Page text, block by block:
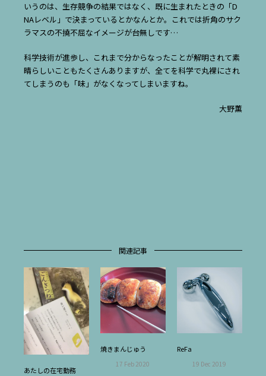
いうのは、生存競争の結果ではなく、既に生まれたときの「D
NAレベル」で決まっているとかなんとか。これでは折角のサク
ラマスの不撓不屈なイメージが台無しです…
科学技術が進歩し、これまで分からなったことが解明されて素
晴らしいこともたくさんありますが、全てを科学で丸裸にされ
てしまうのも「味」がなくなってしまいますね。
大野薫
関連記事
あたしの在宅勤務
焼きまんじゅう
17 Feb 2020
ReFa
19 Dec 2019